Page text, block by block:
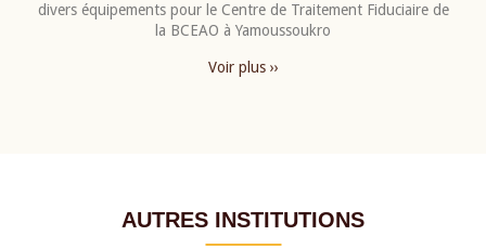
divers équipements pour le Centre de Traitement Fiduciaire de
la BCEAO à Yamoussoukro
Voir plus ››
AUTRES INSTITUTIONS